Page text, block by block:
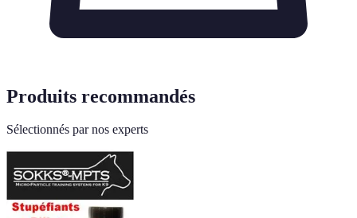
Produits recommandés
Sélectionnés par nos experts